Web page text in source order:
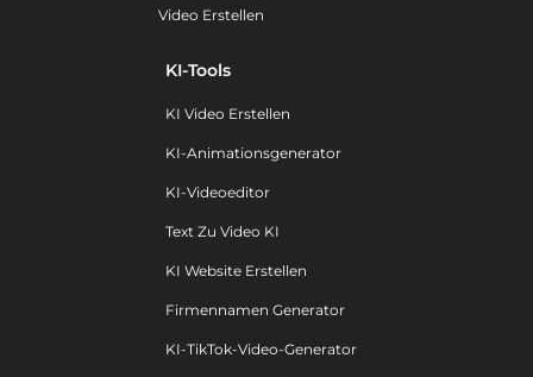
Video Erstellen
KI-Tools
KI Video Erstellen
KI-Animationsgenerator
KI-Videoeditor
Text Zu Video KI
KI Website Erstellen
Firmennamen Generator
KI-TikTok-Video-Generator